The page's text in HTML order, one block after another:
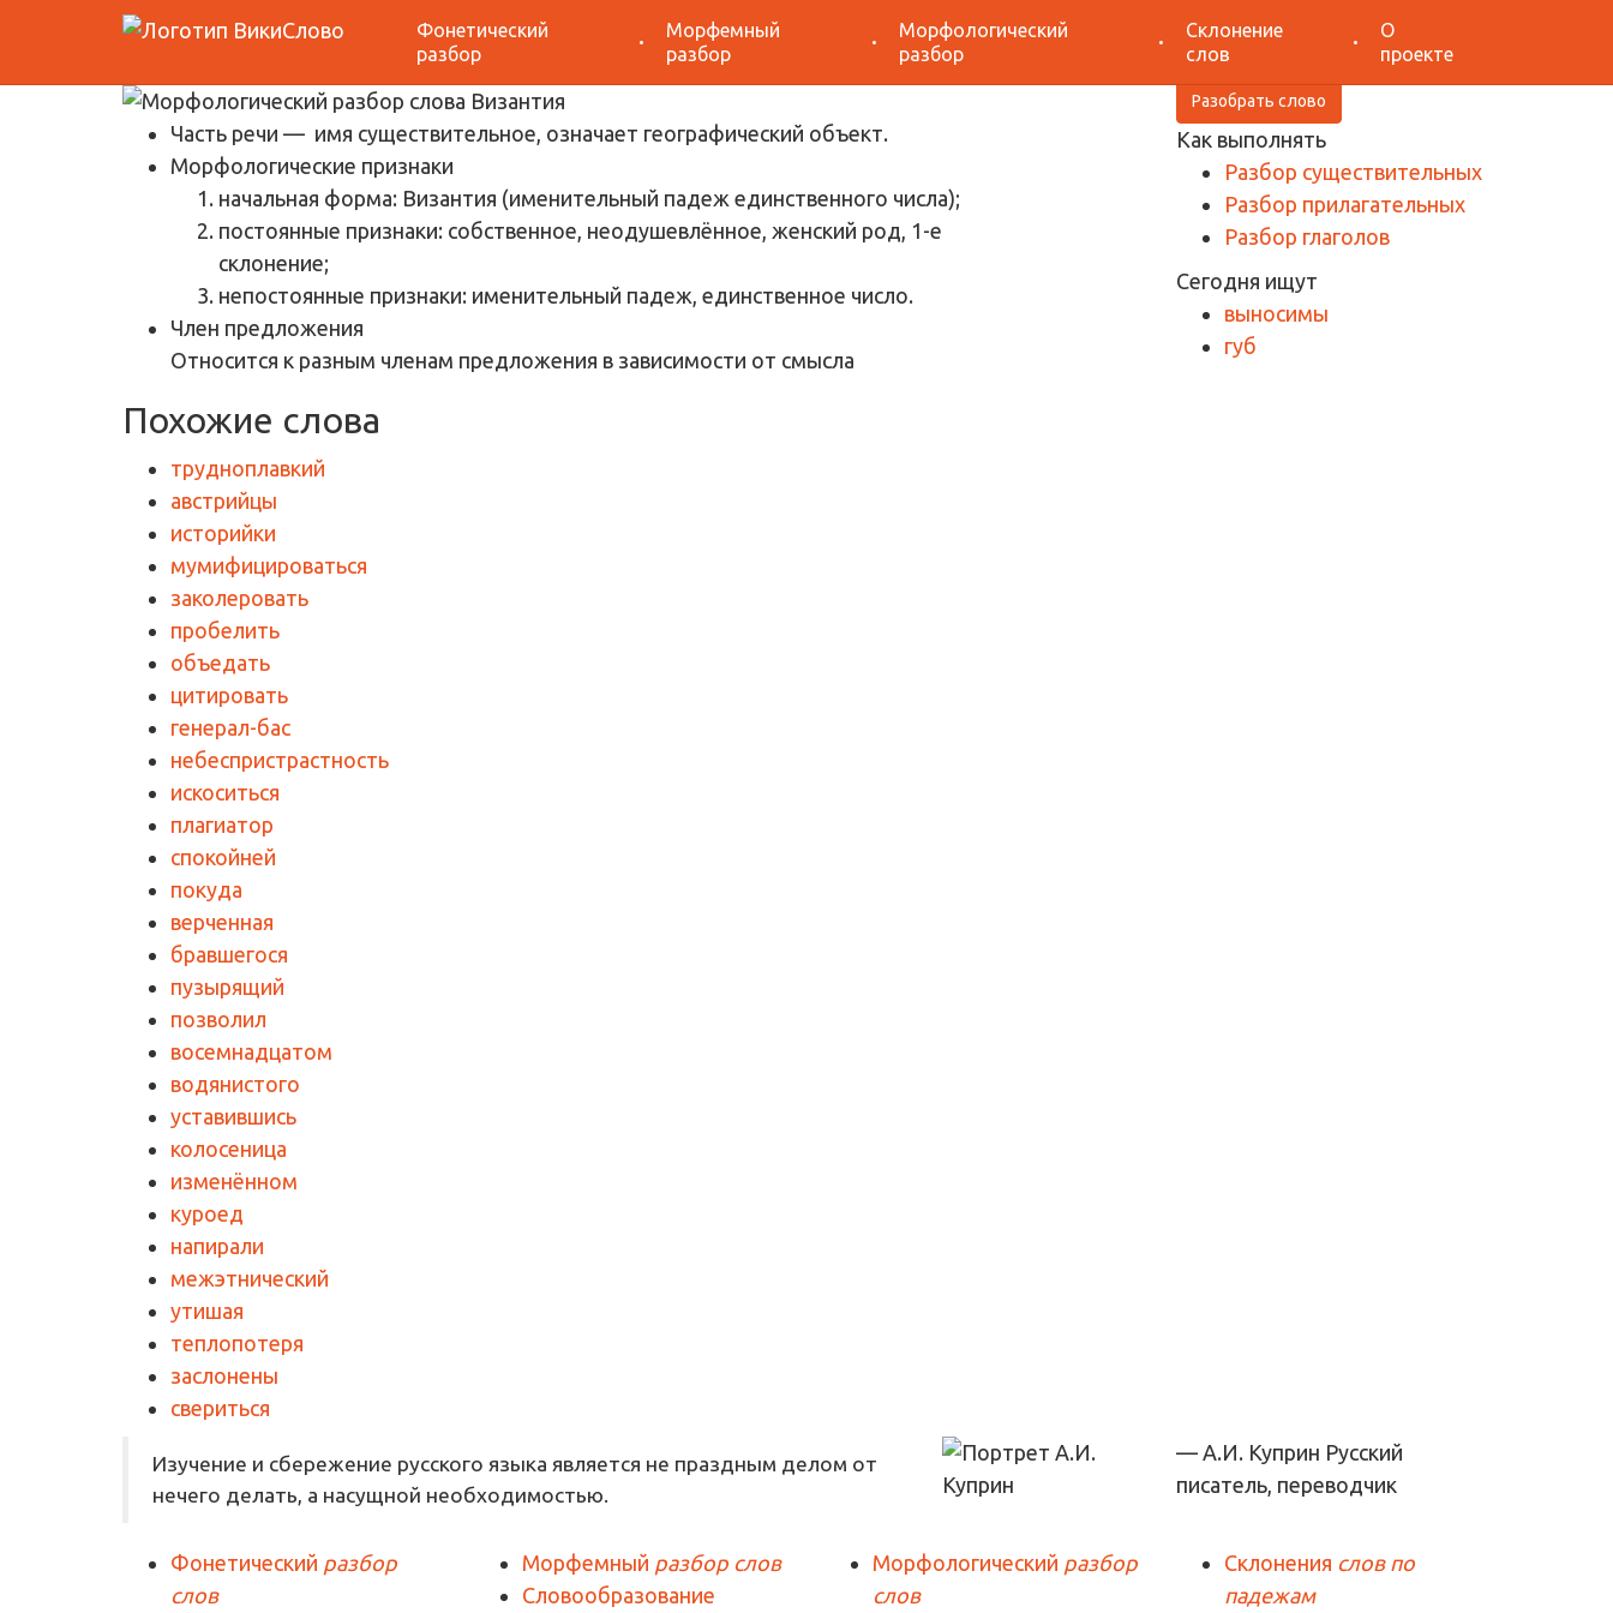
Фонетический
разбор
Морфемный
разбор
Морфологический
разбор
Склонение
слов
О
проекте
Морфологический разбор «Византия»
Часть речи — имя существительное, означает географический объект.
Морфологические признаки
начальная форма: Византия (именительный падеж единственного числа);
постоянные признаки: собственное, неодушевлённое, женский род, 1-е
склонение;
непостоянные признаки: именительный падеж, единственное число.
Член предложения
Относится к разным членам предложения в зависимости от смысла
Похожие слова
трудноплавкий
австрийцы
историйки
мумифицироваться
заколеровать
пробелить
объедать
цитировать
генерал-бас
небеспристрастность
искоситься
плагиатор
спокойней
покуда
верченная
бравшегося
пузырящий
позволил
восемнадцатом
водянистого
уставившись
колосеница
изменённом
куроед
напирали
межэтнический
утишая
теплопотеря
заслонены
свериться
Разобрать слово
Как выполнять
Разбор существительных
Разбор прилагательных
Разбор глаголов
Сегодня ищут
выносимы
губ
Изучение и сбережение русского языка является не праздным делом от
нечего делать, а насущной необходимостью.
— А.И. Куприн Русский
писатель, переводчик
Фонетический разбор
слов
Морфемный разбор слов
Словообразование
Морфологический разбор
слов
Склонения слов по
падежам